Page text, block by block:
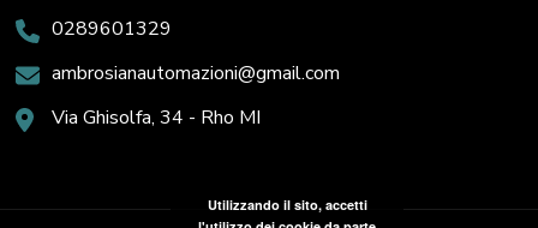
0289601329
ambrosianautomazioni@gmail.com
Via Ghisolfa, 34 - Rho MI
Utilizzando il sito, accetti